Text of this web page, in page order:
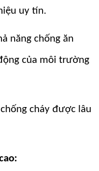
uy tín.
năng chống ăn
của môi trường
cháy được lâu